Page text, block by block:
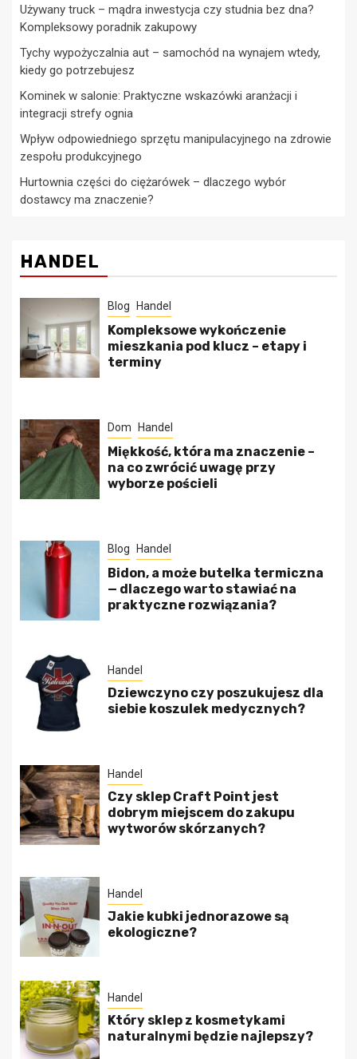
Używany truck – mądra inwestycja czy studnia bez dna?
Kompleksowy poradnik zakupowy
Tychy wypożyczalnia aut – samochód na wynajem wtedy,
kiedy go potrzebujesz
Kominek w salonie: Praktyczne wskazówki aranżacji i
integracji strefy ognia
Wpływ odpowiedniego sprzętu manipulacyjnego na zdrowie
zespołu produkcyjnego
Hurtownia części do ciężarówek – dlaczego wybór
dostawcy ma znaczenie?
HANDEL
Blog Handel
Kompleksowe wykończenie
mieszkania pod klucz – etapy i
terminy
Dom Handel
Miękkość, która ma znaczenie –
na co zwrócić uwagę przy
wyborze pościeli
Blog Handel
Bidon, a może butelka termiczna
— dlaczego warto stawiać na
praktyczne rozwiązania?
Handel
Dziewczyno czy poszukujesz dla
siebie koszulek medycznych?
Handel
Czy sklep Craft Point jest
dobrym miejscem do zakupu
wytworów skórzanych?
Handel
Jakie kubki jednorazowe są
ekologiczne?
Handel
Który sklep z kosmetykami
naturalnymi będzie najlepszy?